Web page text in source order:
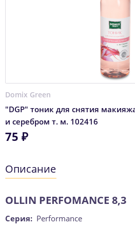
Domix Green
"DGP" тоник для снятия
и серебром т. м. 102416
75 ₽
Описание
OLLIN PERFOMANCE 8,3
Серия: Performance